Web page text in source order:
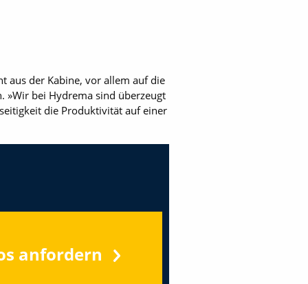
aus der Kabine, vor allem auf die
»Wir bei Hydrema sind überzeugt
die Produktivität auf einer
anfordern